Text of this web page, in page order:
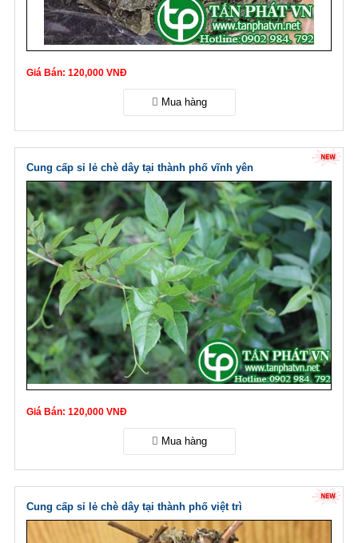
Giá Bán: 120,000 VNĐ
Cung cấp sỉ lẻ chè dây tại thành phố vĩnh yên
Giá Bán: 120,000 VNĐ
Cung cấp sỉ lẻ chè dây tại thành phố việt trì